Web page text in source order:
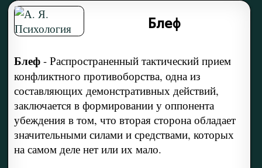
Блеф
Блеф- Распространенный тактический прием
конфликтного противоборства, одна из
составляющих демонстративных действий,
заключается в формировании у оппонента
убеждения в том, что вторая сторона обладает
значительными силами и средствами, которых
на самом деле нет или их мало.